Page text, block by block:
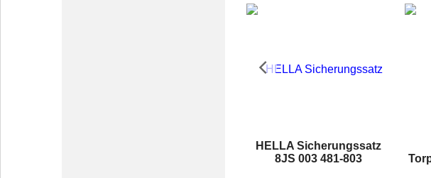
HELLA Sicherungssatz
8JS 003 481-803